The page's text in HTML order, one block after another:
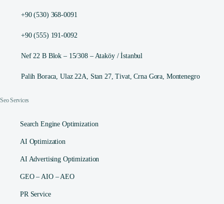
+90 (530) 368-0091
+90 (555) 191-0092
Nef 22 B Blok – 15/308 – Ataköy / İstanbul
Palih Boraca, Ulaz 22A, Stan 27, Tivat, Crna Gora, Montenegro
Seo Services
Search Engine Optimization
AI Optimization
AI Advertising Optimization
GEO – AIO – AEO
PR Service